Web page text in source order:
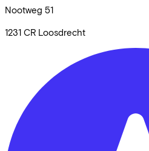
Nootweg 51
1231 CR Loosdrecht